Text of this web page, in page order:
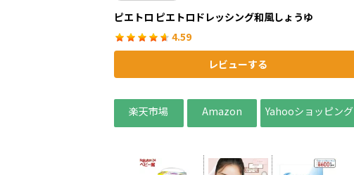
ピエトロ ピエトロドレッシング和風しょうゆ
4.59
レビューする
楽天市場 Amazon Yahooショッピング